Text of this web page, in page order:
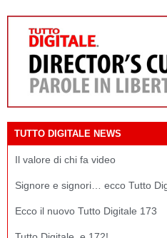
TUTTO DIGITALE NEWS
Il valore di chi fa video
Signore e signori… ecco Tutto
Ecco il nuovo Tutto Digitale 173